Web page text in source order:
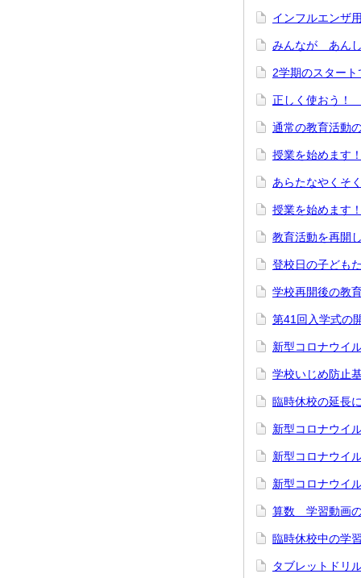
インフルエンザ
みんなが あん
2学期のスタート
正しく使おう！
通常の教育活動
授業を始めます
あらたなやくそ
授業を始めます
教育活動を再開
登校日の子ども
学校再開後の教
第41回入学式の
新型コロナウイ
学校いじめ防止
臨時休校の延長
新型コロナウイ
新型コロナウイ
新型コロナウイ
算数 学習動画
臨時休校中の学
タブレットドリ